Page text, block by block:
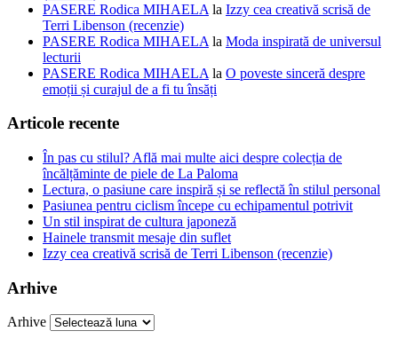
PASERE Rodica MIHAELA la Izzy cea creativă scrisă de
Terri Libenson (recenzie)
PASERE Rodica MIHAELA la Moda inspirată de universul
lecturii
PASERE Rodica MIHAELA la O poveste sinceră despre
emoții și curajul de a fi tu însăți
Articole recente
În pas cu stilul? Află mai multe aici despre colecția de
încălțăminte de piele de La Paloma
Lectura, o pasiune care inspiră și se reflectă în stilul personal
Pasiunea pentru ciclism începe cu echipamentul potrivit
Un stil inspirat de cultura japoneză
Hainele transmit mesaje din suflet
Izzy cea creativă scrisă de Terri Libenson (recenzie)
Arhive
Arhive